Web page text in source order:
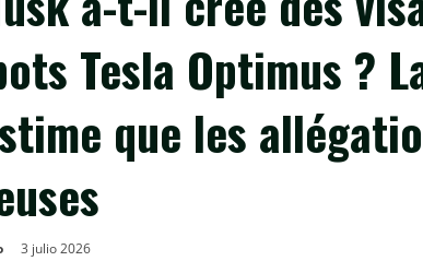
Tesla Optimus ?
que les
3 julio 2026